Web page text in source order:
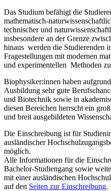
Das Studium befähigt die
mathematisch-
technischer und
insbesondere an der Grenze
hinaus werden die Studierenden
Fragestellungen mit modernen
und experimentellen Methoden
Biophysiker:innen haben
Ausbildung sehr gute
und Biotechnik sowie in
diesen Bereichen herrscht ein
und breit ausgebildeten
Die Einschreibung ist für
ausländischer
möglich.
Alle Informationen für die
Bachelor-Studiengang sowie
mit einer ausländischen
auf den Seiten zur Einschreibung.